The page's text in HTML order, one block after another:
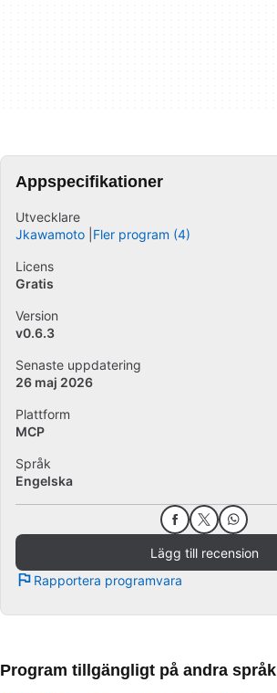
Appspecifikationer
Utvecklare
Jkawamoto Fler program (4)
Licens
Gratis
Version
v0.6.3
Senaste uppdatering
26 maj 2026
Plattform
MCP
Språk
Engelska
Lägg till recension
Rapportera programvara
Program tillgängligt på andra språk